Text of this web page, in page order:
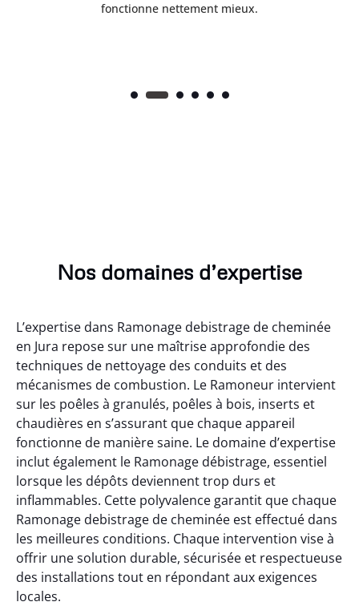
fonctionne nettement mieux.
Nos domaines d’expertise
L’expertise dans Ramonage debistrage de cheminée
en Jura repose sur une maîtrise approfondie des
techniques de nettoyage des conduits et des
mécanismes de combustion. Le Ramoneur intervient
sur les poêles à granulés, poêles à bois, inserts et
chaudières en s’assurant que chaque appareil
fonctionne de manière saine. Le domaine d’expertise
inclut également le Ramonage débistrage, essentiel
lorsque les dépôts deviennent trop durs et
inflammables. Cette polyvalence garantit que chaque
Ramonage debistrage de cheminée est effectué dans
les meilleures conditions. Chaque intervention vise à
offrir une solution durable, sécurisée et respectueuse
des installations tout en répondant aux exigences
locales.